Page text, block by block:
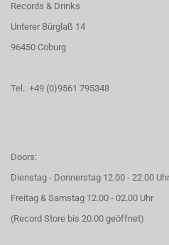
Records & Drinks
Unterer Bürglaß 14
96450 Coburg
Tel.: +49 (0)9561 795348
Doors:
Dienstag - Donnerstag 12.00 - 22.00 Uhr
Freitag & Samstag 12.00 - 02.00 Uhr
(Record Store bis 20.00 geöffnet)